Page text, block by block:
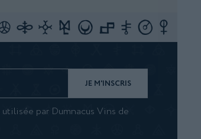
par Dumnacus Vins de